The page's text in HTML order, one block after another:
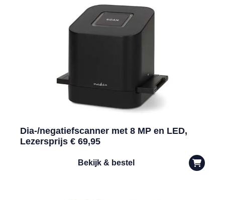
Dia-/negatiefscanner met 8 MP en LED,
Lezersprijs € 69,95
Bekijk & bestel